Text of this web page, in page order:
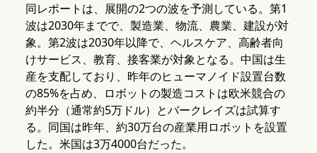
同レポートは、展開の2つの波を予測している。第1
波は2030年までで、製造業、物流、農業、建設が対
象。第2波は2030年以降で、ヘルスケア、高齢者向
けサービス、教育、接客業が対象となる。中国は生
産を支配しており、昨年のヒューマノイド設置台数
の85%を占め、ロボットの製造コストは欧米競合の
約半分（通常約5万ドル）とバークレイズは試算す
る。同国は昨年、約30万台の産業用ロボットを設置
した。米国は3万4000台だった。